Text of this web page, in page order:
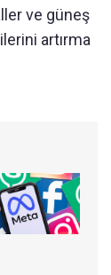
ve güneş
artırma